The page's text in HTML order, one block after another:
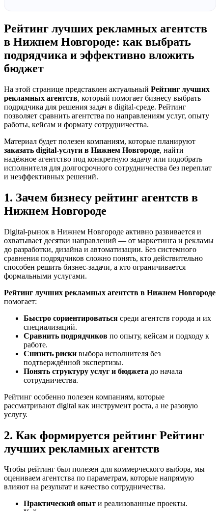
Рейтинг лучших рекламных агентств
в Нижнем Новгороде: как выбрать
подрядчика и эффективно вложить
бюджет
На этой странице представлен актуальный Рейтинг лучших
рекламных агентств, который помогает бизнесу выбрать
подрядчика для решения задач в digital-среде. Рейтинг
позволяет сравнить агентства по направлениям услуг, опыту
работы, кейсам и формату сотрудничества.
Материал будет полезен компаниям, которые планируют
заказать digital-услуги в Нижнем Новгороде, найти
надёжное агентство под конкретную задачу или подобрать
исполнителя для долгосрочного сотрудничества без переплат
и неэффективных решений.
1. Зачем бизнесу рейтинг агентств в
Нижнем Новгороде
Digital-рынок в Нижнем Новгороде активно развивается и
охватывает десятки направлений — от маркетинга и рекламы
до разработки, дизайна и автоматизации. Без системного
сравнения подрядчиков сложно понять, кто действительно
способен решить бизнес-задачи, а кто ограничивается
формальными услугами.
Рейтинг лучших рекламных агентств в Нижнем Новгороде
помогает:
Быстро сориентироваться среди агентств города и их
специализаций.
Сравнить подрядчиков по опыту, кейсам и подходу к
работе.
Снизить риски выбора исполнителя без
подтверждённой экспертизы.
Понять структуру услуг и бюджета до начала
сотрудничества.
Рейтинг особенно полезен компаниям, которые
рассматривают digital как инструмент роста, а не разовую
услугу.
2. Как формируется рейтинг Рейтинг
лучших рекламных агентств
Чтобы рейтинг был полезен для коммерческого выбора, мы
оцениваем агентства по параметрам, которые напрямую
влияют на результат и качество сотрудничества.
Практический опыт и реализованные проекты.